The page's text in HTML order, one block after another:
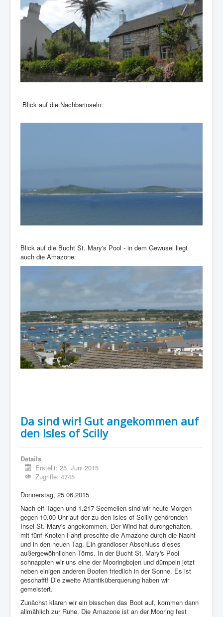
Blick auf die Nachbarinseln:
Blick auf die Bucht St. Mary's Pool - in dem Gewusel liegt
auch die Amazone:
Da sind wir! Gut angekommen auf
den Isles of Scilly
Details
Erstellt: 25. Juni 2015
Zugriffe: 4745
Donnerstag, 25.06.2015
Nach elf Tagen und 1.217 Seemeilen sind wir heute Morgen
gegen 10.00 Uhr auf der zu den Isles of Scilly gehörenden
Insel St. Mary's angekommen. Der Wind hat durchgehalten,
mit fünf Knoten Fahrt preschte die Amazone durch die Nacht
und in den neuen Tag. Ein grandioser Abschluss dieses
außergewöhnlichen Törns. In der Bucht St. Mary's Pool
schnappten wir uns eine der Mooringbojen und dümpeln jetzt
neben einigen anderen Booten friedlich in der Sonne. Es ist
geschafft! Die zweite Atlantiküberquerung haben wir
gemeistert.
Zunächst klaren wir ein bisschen das Boot auf, kommen dann
allmählich zur Ruhe. Die Amazone ist an der Mooring fest